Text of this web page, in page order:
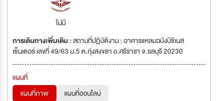
ไม่มี
การเดินทางเพิ่มเติม :สถานที่ปฏิบัติงาน : อาคารแหลมฉบังบิซิเนส
เซ็นเตอร์ เลขที่ 49/63 ม.5 ต.ทุ่งสงขลา อ.ศรีราชา จ.ชลบุรี 20230
แผนที่
แผนที่ภาพ
แผนที่ออนไลน์